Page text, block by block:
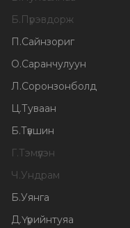
Б.Пүрэвдорж
П.Сайнзориг
О.Саранчулуун
Л.Соронзонболд
Ц.Туваан
Б.Түвшин
Г.Тэмүүлэн
Ч.Ундрам
Б.Уянга
Д.Үүрийнтуяа